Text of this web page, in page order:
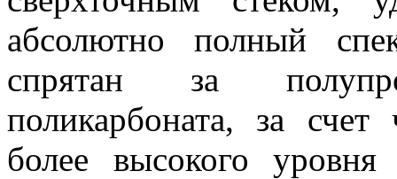
абсолютно полный
спрятан за
поликарбоната, за
более высокого уровня